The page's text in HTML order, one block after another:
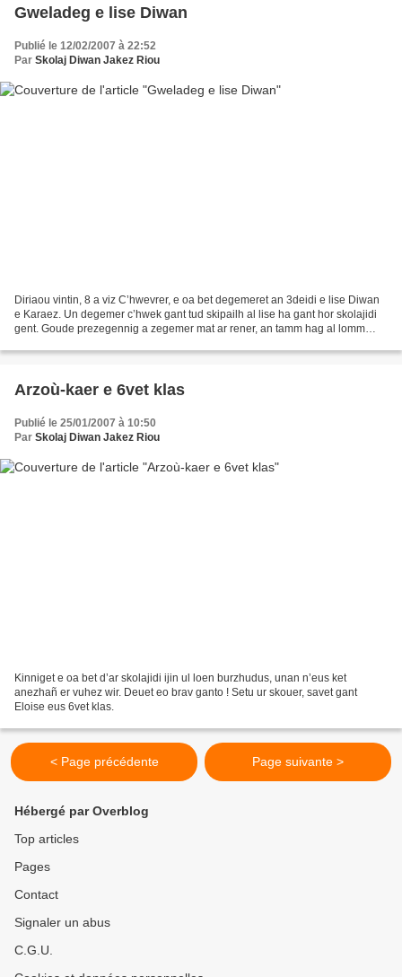
Gweladeg e lise Diwan
Publié le 12/02/2007 à 22:52
Par Skolaj Diwan Jakez Riou
Diriaou vintin, 8 a viz C’hwevrer, e oa bet degemeret an 3deidi e lise Diwan
e Karaez. Un degemer c’hwek gant tud skipailh al lise ha gant hor skolajidi
gent. Goude prezegennig a zegemer mat ar rener, an tamm hag al lomm
Arzoù-kaer e 6vet klas
Publié le 25/01/2007 à 10:50
Par Skolaj Diwan Jakez Riou
Kinniget e oa bet d’ar skolajidi ijin ul loen burzhudus, unan n’eus ket
anezhañ er vuhez wir. Deuet eo brav ganto ! Setu ur skouer, savet gant
Eloise eus 6vet klas.
< Page précédente Page suivante >
Hébergé par Overblog
Top articles
Pages
Contact
Signaler un abus
C.G.U.